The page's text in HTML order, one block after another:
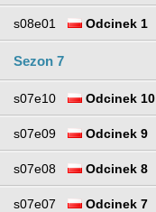
s08e01 Odcinek 1
Sezon 7
s07e10 Odcinek 10
s07e09 Odcinek 9
s07e08 Odcinek 8
s07e07 Odcinek 7